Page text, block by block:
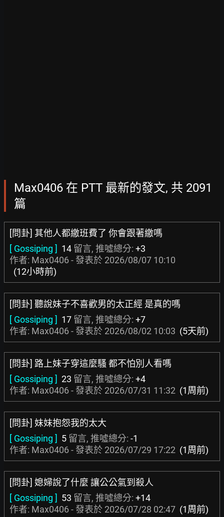
Max0406 在 PTT 最新的發文, 共 2091
篇
[問卦] 其他人都繳班費了 你會跟著繳嗎
[ Gossiping ] 14 留言, 推噓總分: +3
作者: Max0406 - 發表於 2026/08/07 10:10
(12小時前)
[問卦] 聽說妹子不喜歡男的太正經 是真的嗎
[ Gossiping ] 17 留言, 推噓總分: +7
作者: Max0406 - 發表於 2026/08/02 10:03 (5天前)
[問卦] 路上妹子穿這麼騷 都不怕別人看嗎
[ Gossiping ] 23 留言, 推噓總分: +4
作者: Max0406 - 發表於 2026/07/31 11:32 (1周前)
[問卦] 妹妹抱怨我的太大
[ Gossiping ] 5 留言, 推噓總分: -1
作者: Max0406 - 發表於 2026/07/29 17:22 (1周前)
[問卦] 媳婦說了什麼 讓公公氣到殺人
[ Gossiping ] 53 留言, 推噓總分: +14
作者: Max0406 - 發表於 2026/07/28 02:47 (1周前)